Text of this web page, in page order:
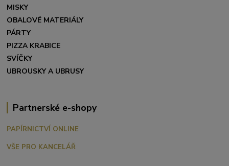
MISKY
OBALOVÉ MATERIÁLY
PÁRTY
PIZZA KRABICE
SVÍČKY
UBROUSKY A UBRUSY
Partnerské e-shopy
PAPÍRNICTVÍ ONLINE
VŠE PRO KANCELÁŘ